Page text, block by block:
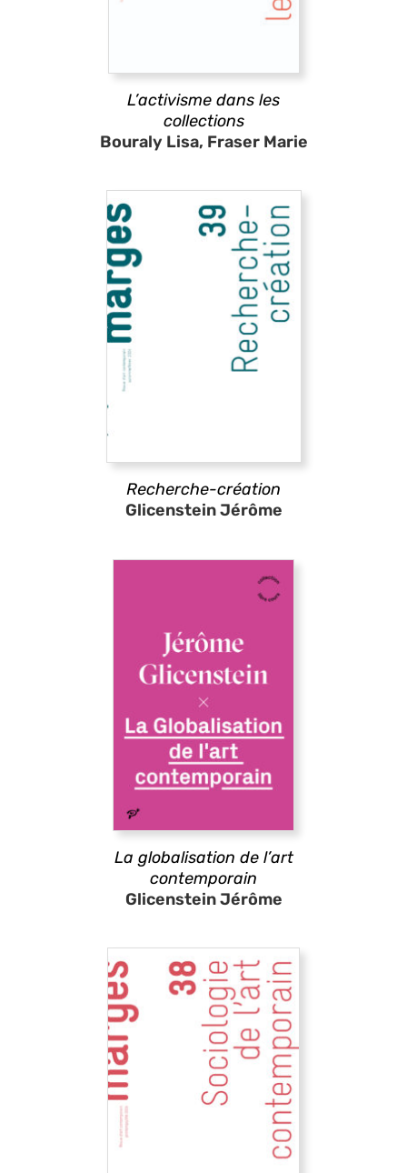
L’activisme dans les
collections
Bouraly Lisa, Fraser Marie
Recherche-création
Glicenstein Jérôme
La globalisation de l’art
contemporain
Glicenstein Jérôme